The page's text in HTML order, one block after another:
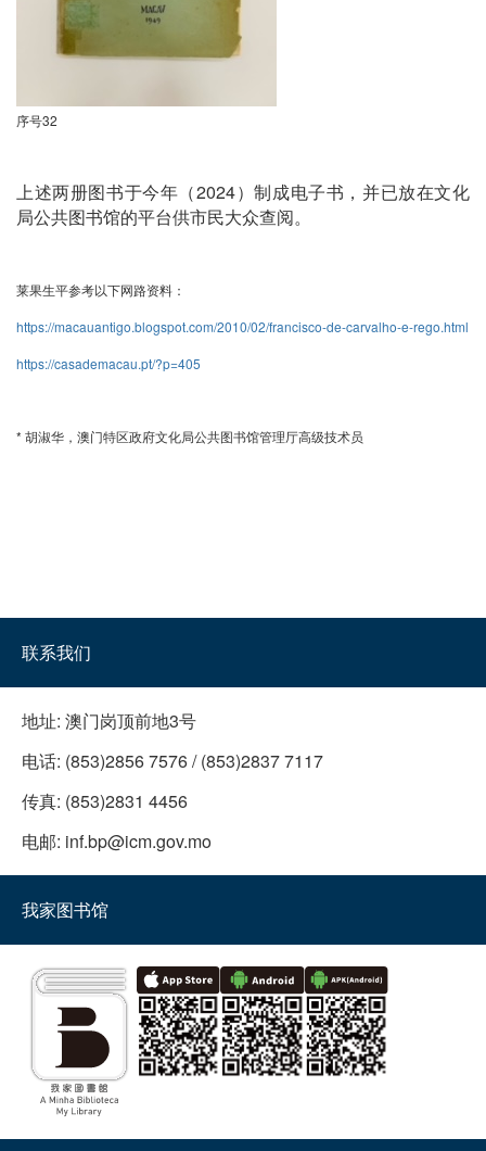
序号32
上述两册图书于今年（2024）制成电子书，并已放在文化
局公共图书馆的平台供市民大众查阅。
莱果生平参考以下网路资料：
https://macauantigo.blogspot.com/2010/02/francisco-de-carvalho-e-rego.html
https://casademacau.pt/?p=405
* 胡淑华，澳门特区政府文化局公共图书馆管理厅高级技术员
联系我们
地址: 澳门岗顶前地3号
电话: (853)2856 7576 / (853)2837 7117
传真: (853)2831 4456
电邮: inf.bp@icm.gov.mo
我家图书馆